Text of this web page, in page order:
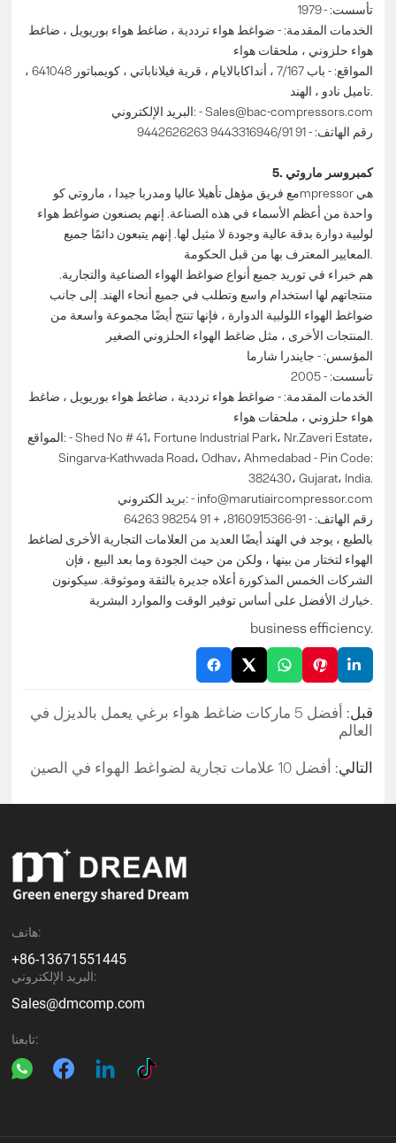
تأسست: - 1979
الخدمات المقدمة: - ضواغط هواء ترددية ، ضاغط هواء بوريويل ، ضاغط
هواء حلزوني ، ملحقات هواء
المواقع: - باب 7/167 ، أنداكابالايام ، قرية فيلاناباتي ، كويمباتور 641048 ،
تاميل نادو ، الهند.
البريد الإلكتروني: -Sales@bac-compressors.com
رقم الهاتف: - 91 9443316946/91 9442626263
5. كمبروسر ماروتي
مع فريق مؤهل تأهيلا عاليا ومدربا جيدا ، ماروتي كوmpressor هي
واحدة من أعظم الأسماء في هذه الصناعة. إنهم يصنعون ضواغط هواء
لولبية دوارة بدقة عالية وجودة لا مثيل لها. إنهم يتبعون دائمًا جميع
المعايير المعترف بها من قبل الحكومة.
هم خبراء في توريد جميع أنواع ضواغط الهواء الصناعية والتجارية.
منتجاتهم لها استخدام واسع وتطلب في جميع أنحاء الهند. إلى جانب
ضواغط الهواء اللولبية الدوارة ، فإنها تنتج أيضًا مجموعة واسعة من
المنتجات الأخرى ، مثل ضاغط الهواء الحلزوني الصغير.
المؤسس: - جايندرا شارما
تأسست: - 2005
الخدمات المقدمة: - ضواغط هواء ترددية ، ضاغط هواء بوريويل ، ضاغط
هواء حلزوني ، ملحقات هواء
المواقع: - Shed No # 41، Fortune Industrial Park، Nr.Zaveri Estate،
Singarva-Kathwada Road، Odhav، Ahmedabad - Pin Code:
382430، Gujarat، India.
بريد الكتروني: - info@marutiaircompressor.com
رقم الهاتف: - 91-8160915366، + 91 98254 64263
بالطبع ، يوجد في الهند أيضًا العديد من العلامات التجارية الأخرى لضاغط
الهواء لتختار من بينها ، ولكن من حيث الجودة وما بعد البيع ، فإن
الشركات الخمس المذكورة أعلاه جديرة بالثقة وموثوقة. سيكونون
خيارك الأفضل على أساس توفير الوقت والموارد البشرية.
business efficiency.
قبل:
أفضل 5 ماركات ضاغط هواء برغي يعمل بالديزل في
العالم
التالي: أفضل 10 علامات تجارية لضواغط الهواء في الصين
هاتف:
+86-13671551445
البريد الإلكتروني:
Sales@dmcomp.com
تابعنا: